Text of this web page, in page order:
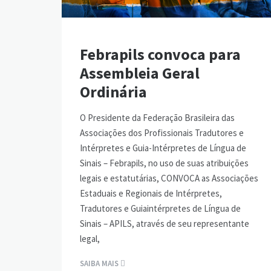
Febrapils convoca para
Assembleia Geral
Ordinária
O Presidente da Federação Brasileira das
Associações dos Profissionais Tradutores e
Intérpretes e Guia-Intérpretes de Língua de
Sinais – Febrapils, no uso de suas atribuições
legais e estatutárias, CONVOCA as Associações
Estaduais e Regionais de Intérpretes,
Tradutores e Guiaintérpretes de Língua de
Sinais – APILS, através de seu representante
legal,
SAIBA MAIS